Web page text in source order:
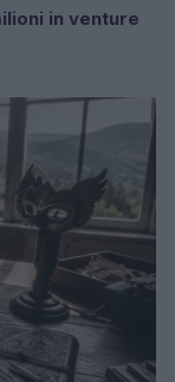
in venture